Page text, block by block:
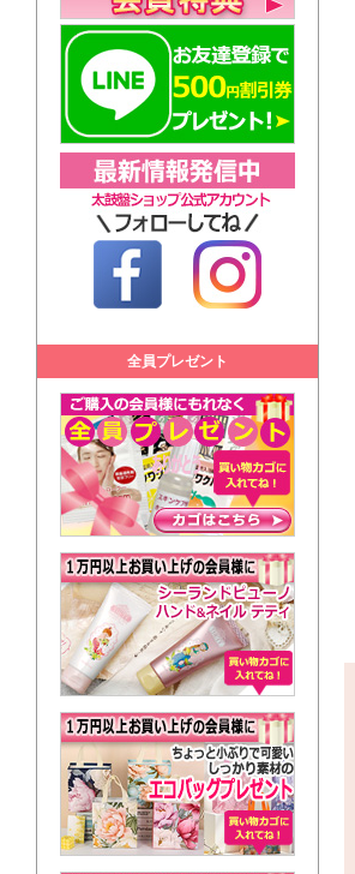
全員プレゼント